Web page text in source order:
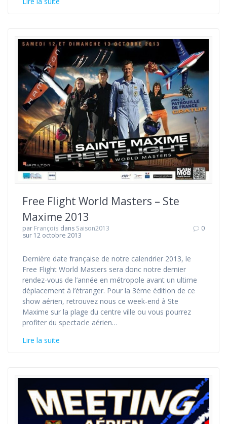
Free Flight World Masters – Ste
Maxime 2013
par François dans Saison2013
sur 12 octobre 2013
0
Dernière date française de notre calendrier 2013, le
Free Flight World Masters sera donc notre dernier
rendez-vous de l’année en métropole avant un ultime
déplacement à l’étranger. Pour la 3ème édition de ce
show aérien, retrouvez nous ce week-end à Ste
Maxime sur la plage du centre ville ou vous pourrez
profiter du spectacle aérien…
Lire la suite